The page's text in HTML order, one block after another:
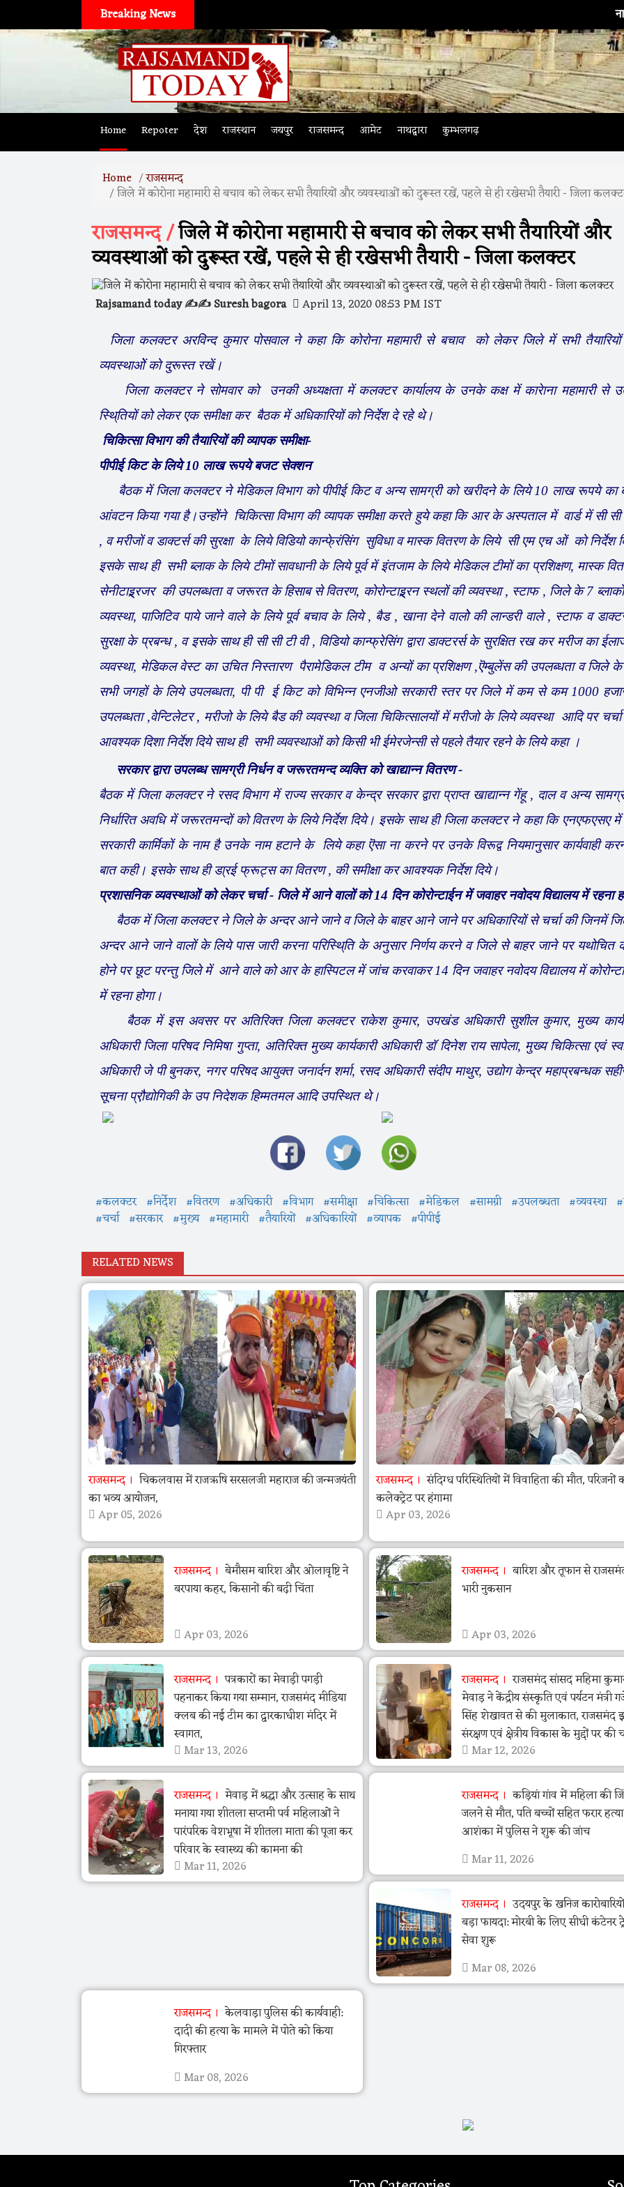
Breaking News ।
Home Repoter देश राजस्थान जयपुर राजसमन्द आमेट नाथद्वारा कुम्भलगढ़
Home राजसमन्द
जिले में कोरोना महामारी से बचाव को लेकर सभी तैयारियों और व्यवस्थाओं को दुरूस्त रखें, पहले से ही रखेसभी तैयारी - जिला
राजसमन्द /जिले में कोरोना महामारी से बचाव को लेकर सभी तैयारियों और
व्यवस्थाओं को दुरूस्त रखें, पहले से ही रखेसभी तैयारी - जिला कलक्टर
Rajsamand today ✍️✍️ Suresh bagora April 13, 2020 08:53 PM IST
जिला कलक्टर अरविन्द कुमार पोसवाल ने कहा कि कोरोना महामारी से बचाव को लेकर जिले में सभी
व्यवस्थाओें को दुरूस्त रखें।
जिला कलक्टर ने सोमवार को उनकी अध्यक्षता में कलक्टर कार्यालय के उनके कक्ष में कारेाना महामारी से
स्थि्तियों को लेकर एक समीक्षा कर बैठक में अधिकारियों को निर्देश दे रहे थे।
चिकित्सा विभाग की तैयारियों की व्यापक समीक्षा-
पीपीई किट के लिये 10 लाख रूपये बजट सेक्शन
बैठक में जिला कलक्टर ने मेडिकल विभाग को पीपीई किट व अन्य सामग्री को खरीदने के लिये 10 लाख रूपये का
आंवटन किया गया है।उन्होेंने चिकित्सा विभाग की व्यापक समीक्षा करते हुये कहा कि आर के अस्पताल में वार्ड में सी सी
, व मरीजों व डाक्टर्स की सुरक्षा के लिये विडियो कान्फे्रंसिंग सुविधा व मास्क वितरण के लिये सी एम एच ओं को निर्देश
इसके साथ ही सभी ब्लाक के लिये टीमों सावधानी के लिये पूर्व में इंतजाम के लिये मेडिकल टीमों का प्रशिक्षण, मास्क
सेनीटाइ्र्रजर की उपलब्धता व जरूरत के हिसाब से वितरण, कोरोन्टाइ्र्रन स्थलों की व्यवस्था , स्टाफ , जिले के 7
व्यवस्था, पाजिटिव पाये जाने वाले के लिये पूर्व बचाव के लिये , बैड , खाना देने वालोे की लान्डरी वाले , स्टाफ व
सुरक्षा के प्रबन्ध , व इसके साथ ही सी सी टी वी , विडियो कान्फ्रेसिंग द्वारा डाक्टरर्स के सुरक्षित रख कर मरीज का
व्यवस्था, मेडिकल वेस्ट का उचित निस्तारण पैरामेडिकल टीम व अन्यों का प्रशिक्षण ,ऎम्बुलेंस की उपलब्धता व जिले के
सभी जगहों के लिये उपलब्धता, पी पी ई किट को विभिन्न एनजीओ सरकारी स्तर पर जिले में कम से कम 1000
उपलब्धता ,वेन्टिलेटर , मरीजो के लिये बैड की व्यवस्था व जिला चिकित्सालयों में मरीजो के लिये व्यवस्था आदि पर
आवश्यक दिशा निर्देश दिये साथ ही सभी व्यवस्थाओं को किसी भी ईमेरजेन्सी से पहले तैयार रहने के लिये कहा ।
सरकार द्वारा उपलब्ध सामग्री निर्धन व जरूरतमन्द व्यक्ति को खाद्यान्न वितरण -
बैठक में जिला कलक्टर ने रसद विभाग में राज्य सरकार व केन्द्र सरकार द्वारा प्राप्त खाद्यान्न गेंहू , दाल व अन्य
निर्धारित अवधि में जरूरतमन्दों को वितरण के लिये निर्देश दिये। इसके साथ ही जिला कलक्टर ने कहा कि एनएफएसए
सरकारी कार्मिकों के नाम है उनके नाम हटाने के लिये कहा ऎसा ना करने पर उनके विरूद्व नियमानुसार कार्यवाही
बात कही। इसके साथ ही डा्रई फ्रूट्स का वितरण , की समीक्षा कर आवश्यक निर्देश दिये।
प्रशासनिक व्यवस्थाओं को लेकर चर्चा - जिले में आने वालों को 14 दिन कोरोन्टाईन में जवाहर नवोदय विद्यालय में रहना
बैठक में जिला कलक्टर ने जिले के अन्दर आने जाने व जिले के बाहर आने जाने पर अधिकारियों से चर्चा की जिनमें
अन्दर आने जाने वालों के लिये पास जारी करना परिस्थि्ति के अनुसार निर्णय करने व जिले से बाहर जाने पर यथोचित
होने पर छूट परन्तु जिले में आने वाले को आर के हास्पिटल में जांच करवाकर 14 दिन जवाहर नवोदय विद्यालय में
में रहना होगा।
बैठक में इस अवसर पर अतिरिक्त जिला कलक्टर राकेश कुमार, उपखंड अधिकारी सुशील कुमार, मुख्य
अधिकारी जिला परिषद निमिषा गुप्ता, अतिरिक्त मुख्य कार्यकारी अधिकारी डॉ दिनेश राय सापेला, मुख्य चिकित्सा एवं
अधिकारी जे पी बुनकर, नगर परिषद आयुक्त जनार्दन शर्मा, रसद अधिकारी संदीप माथुर, उद्योग केन्द्र महाप्रबन्धक
सूचना प्रौ़द्योगिकी के उप निदेशक हिम्मतमल आदि उपस्थित थे।
#कलक्टर #निर्देश #वितरण #अधिकारी #विभाग #समीक्षा #चिकित्सा #मेडिकल #सामग्री #उपलब्धता #व्यवस्था
#चर्चा #सरकार #मुख्य #महामारी #तैयारियों #अधिकारियों #व्यापक #पीपीई
RELATED NEWS
राजसमन्द
चिकलवास में राजऋषि सरसलजी महाराज की जन्मजयंती
का भव्य आयोजन,
Apr 05, 2026
राजसमन्द
संदिग्ध परिस्थितियों में विवाहिता की मौत, परिजनों
कलेक्ट्रेट पर हंगामा
Apr 03, 2026
राजसमन्द
बेमौसम बारिश और ओलावृष्टि ने
बरपाया कहर, किसानों की बढ़ी चिंता
Apr 03, 2026
राजसमन्द
बारिश और तूफान से
भारी नुकसान
Apr 03, 2026
राजसमन्द
पत्रकारों का मेवाड़ी पगड़ी
पहनाकर किया गया सम्मान, राजसमंद मीडिया
क्लब की नई टीम का द्वारकाधीश मंदिर में
स्वागत,
Mar 13, 2026
राजसमन्द
राजसमंद सांसद महिमा
मेवाड़ ने केंद्रीय संस्कृति एवं पर्यटन मंत्री
सिंह शेखावत से की मुलाकात, राजसमंद
संरक्षण एवं क्षेत्रीय विकास के मुद्दों पर की
Mar 12, 2026
राजसमन्द
मेवाड़ में श्रद्धा और उत्साह के साथ
मनाया गया शीतला सप्तमी पर्व महिलाओं ने
पारंपरिक वेशभूषा में शीतला माता की पूजा कर
परिवार के स्वास्थ्य की कामना की
Mar 11, 2026
राजसमन्द
कड़ियां गांव में महिला की
जलने से मौत, पति बच्चों सहित फरार
आशंका में पुलिस ने शुरू की जांच
Mar 11, 2026
राजसमन्द
उदयपुर के खनिज
बड़ा फायदा: मोरबी के लिए सीधी कंटेनर
सेवा शुरू
Mar 08, 2026
राजसमन्द
केलवाड़ा पुलिस की कार्यवाही:
दादी की हत्या के मामले में पोते को किया
गिरफ्तार
Mar 08, 2026